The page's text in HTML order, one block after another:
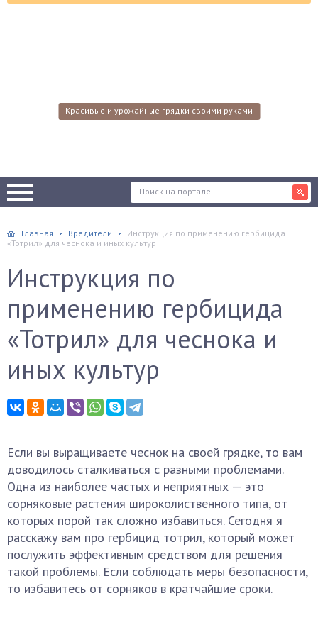
Красивые и урожайные грядки своими руками
Главная Вредители
Инструкция по применению гербицида
«Тотрил» для чеснока и иных культур
Инструкция по
применению гербицида
«Тотрил» для чеснока и
иных культур
Если вы выращиваете чеснок на своей грядке, то вам
доводилось сталкиваться с разными проблемами.
Одна из наиболее частых и неприятных — это
сорняковые растения широколиственного типа, от
которых порой так сложно избавиться. Сегодня я
расскажу вам про гербицид тотрил, который может
послужить эффективным средством для решения
такой проблемы. Если соблюдать меры безопасности,
то избавитесь от сорняков в кратчайшие сроки.